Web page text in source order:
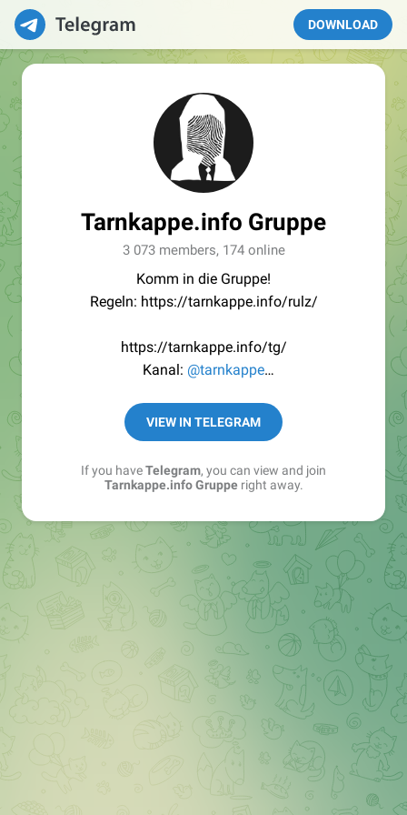
DOWNLOAD
Tarnkappe.info Gruppe
3 073 members, 174 online
Komm in die Gruppe!
Regeln: https://tarnkappe.info/rulz/
https://tarnkappe.info/tg/
Kanal: @tarnkappe
Best of:@bestoftarnkappe
Kochen: https://t.me/+WSW5F1VcmhliMjk6
VIEW IN TELEGRAM
If you haveTelegram, you can view and join
Tarnkappe.info Grupperight away.